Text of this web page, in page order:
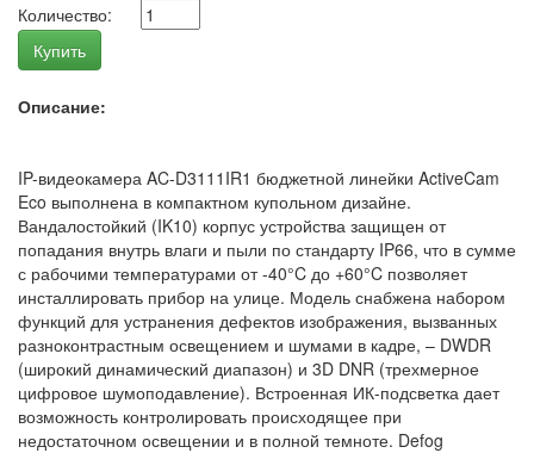
Количество:
Купить
Описание:
IP-видеокамера AC-D3111IR1 бюджетной линейки ActiveCam
Eco выполнена в компактном купольном дизайне.
Вандалостойкий (IK10) корпус устройства защищен от
попадания внутрь влаги и пыли по стандарту IP66, что в сумме
с рабочими температурами от -40°C до +60°C позволяет
инсталлировать прибор на улице. Модель снабжена набором
функций для устранения дефектов изображения, вызванных
разноконтрастным освещением и шумами в кадре, – DWDR
(широкий динамический диапазон) и 3D DNR (трехмерное
цифровое шумоподавление). Встроенная ИК-подсветка дает
возможность контролировать происходящее при
недостаточном освещении и в полной темноте. Defog